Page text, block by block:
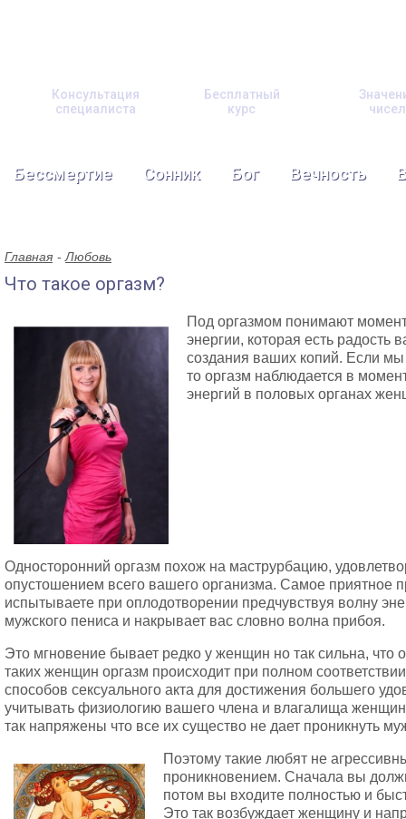
Консультация
специалиста
Бесплатный
курс
чисел
Бессмертие Сонник Бог Вечность
Главная Любовь
Что такое оргазм?
Под оргазмом понимают
энергии, которая есть радость
создания ваших копий. Если
то оргазм наблюдается в
энергий в половых органах
Односторонний оргазм похож на маструрбацию,
опустошением всего вашего организма. Самое приятное
испытываете при оплодотворении предчувствуя волну
мужского пениса и накрывает вас словно волна прибоя.
Это мгновение бывает редко у женщин но так сильна, что
таких женщин оргазм происходит при полном
способов сексуального акта для достижения большего
учитывать физиологию вашего члена и влагалища
так напряжены что все их существо не дает проникнуть
Поэтому такие любят не
проникновением. Сначала вы
потом вы входите полностью и
Это так возбуждает женщину и